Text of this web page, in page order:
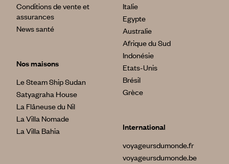
Conditions de vente et
assurances
News santé
Nos maisons
Le Steam Ship Sudan
Satyagraha House
La Flâneuse du Nil
La Villa Nomade
La Villa Bahia
Italie
Egypte
Australie
Afrique du Sud
Indonésie
Etats-Unis
Brésil
Grèce
International
voyageursdumonde.fr
voyageursdumonde.be